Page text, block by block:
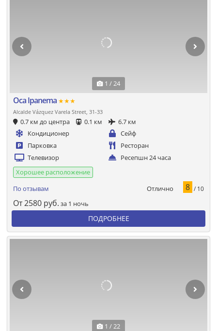
1 / 24
Oca Ipanema ★★★
Alcalde Vázquez Varela Street, 31-33
0.7 км до центра 0.1 км
6.7 км
Кондиционер
Сейф
Парковка
Ресторан
Телевизор
Ресепшн 24 часа
Хорошее расположение
По отзывам
Отлично 8 / 10
От2580 руб. за 1 ночь
ПОДРОБНЕЕ
1 / 22